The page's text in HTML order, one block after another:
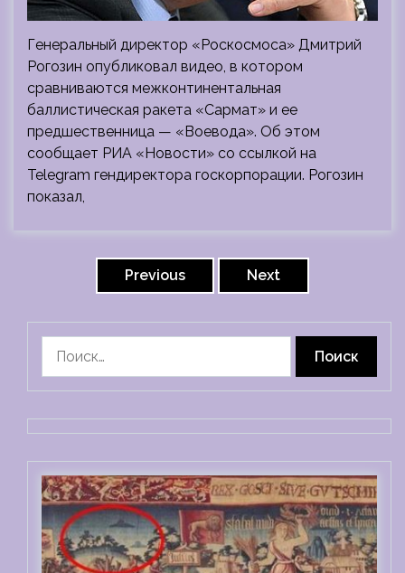
Генеральный директор «Роскосмоса» Дмитрий
Рогозин опубликовал видео, в котором
сравниваются межконтинентальная
баллистическая ракета «Сармат» и ее
предшественница — «Воевода». Об этом
сообщает РИА «Новости» со ссылкой на
Telegram гендиректора госкорпорации. Рогозин
показал,
Previous Next